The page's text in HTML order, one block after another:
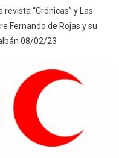
“Crónicas” y Las
Fernando de Rojas y su
08/02/23